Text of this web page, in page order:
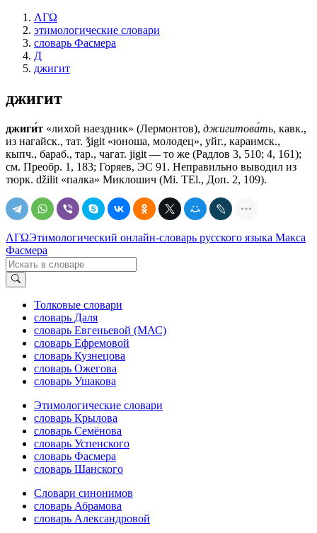
ΛΓΩ
этимологические словари
словарь Фасмера
Д
джигит
джигит
джиги́т «лихой наездник» (Лермонтов), джигитова́ть, кавк.,
из нагайск., тат. ǯigit «юноша, молодец», уйг., караимск.,
кыпч., бараб., тар., чагат. jigit — то же (Радлов 3, 510; 4, 161);
см. Преобр. 1, 183; Горяев, ЭС 91. Неправильно выводил из
тюрк. džilit «палка» Миклошич (Mi. TEl., Доп. 2, 109).
ΛΓΩЭтимологический онлайн-словарь русского языка Макса
Фасмера
Толковые словари
словарь Даля
словарь Евгеньевой (МАС)
словарь Ефремовой
словарь Кузнецова
словарь Ожегова
словарь Ушакова
Этимологические словари
словарь Крылова
словарь Семёнова
словарь Успенского
словарь Фасмера
словарь Шанского
Словари синонимов
словарь Абрамова
словарь Александровой